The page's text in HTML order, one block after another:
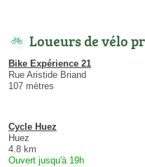
Loueurs de vélo
Bike Expérience 21
Rue Aristide Briand
107 mètres
Cycle Huez
Huez
4.8 km
Ouvert jusqu'à 19h